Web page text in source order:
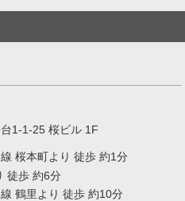
1-1-25 桜ビル 1F
桜本町より 徒歩 約1分
徒歩 約6分
鶴里より 徒歩 約10分